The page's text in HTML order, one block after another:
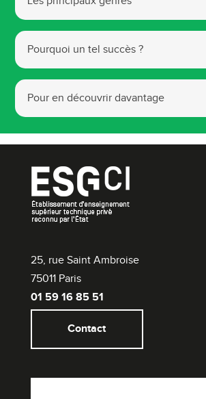
Pourquoi un tel succès ?
Pour en découvrir davantage
25, rue Saint Ambroise
75011 Paris
01 59 16 85 51
Contact